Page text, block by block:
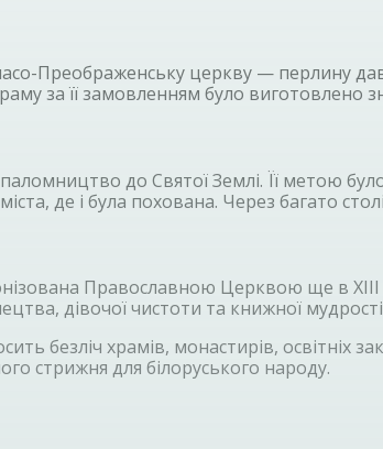
Преображенську церкву — перлину
за її замовленням було
до Святої Землі. Її метою
де і була похована. Через багато
Православною Церквою ще в XIII
дівочої чистоти та книжної
безліч храмів, монастирів, освітніх
стрижня для білоруського народу.